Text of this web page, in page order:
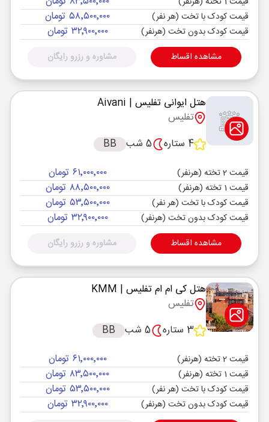
قیمت کودک با تخت (هر نفر) ۵۸٬۵۰۰٬۰۰۰ تومان
قیمت کودک بدون تخت (هرنفر) ۳۲٬۹۰۰٬۰۰۰ تومان
مشاهده اقساط مشاوره و رزرو رایگان
هتل ایوانی تفلیس | Aivani
تفلیس
4 ستاره
5 شب BB
قیمت 2 تخته (هرنفر) ۶۱٬۰۰۰٬۰۰۰ تومان
قیمت 1 تخته (هرنفر) ۸۸٬۵۰۰٬۰۰۰ تومان
قیمت کودک با تخت (هر نفر) ۵۳٬۵۰۰٬۰۰۰ تومان
قیمت کودک بدون تخت (هرنفر) ۳۲٬۹۰۰٬۰۰۰ تومان
مشاهده اقساط مشاوره و رزرو رایگان
هتل کی ام ام تفلیس | KMM
تفلیس
3 ستاره
5 شب BB
قیمت 2 تخته (هرنفر) ۶۱٬۰۰۰٬۰۰۰ تومان
قیمت 1 تخته (هرنفر) ۸۳٬۵۰۰٬۰۰۰ تومان
قیمت کودک با تخت (هر نفر) ۵۳٬۵۰۰٬۰۰۰ تومان
قیمت کودک بدون تخت (هرنفر) ۳۲٬۹۰۰٬۰۰۰ تومان